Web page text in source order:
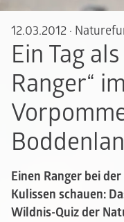
12.03.2012 ·
Ein Tag
Ranger“
Einen Ranger bei
Kulissen schauen:
Wildnis-Quiz der